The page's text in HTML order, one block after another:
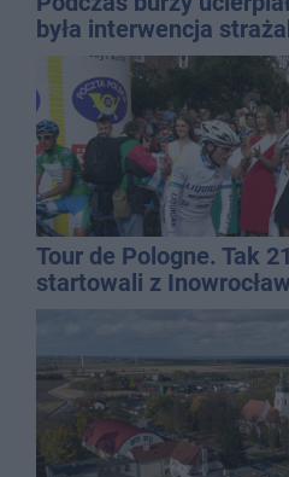
była interwencja
Tour de Pologne. Tak
startowali z